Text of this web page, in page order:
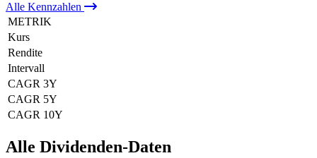
Alle Kennzahlen
METRIK
Kurs
Rendite
Intervall
CAGR 3Y
CAGR 5Y
CAGR 10Y
Alle Dividenden-Daten